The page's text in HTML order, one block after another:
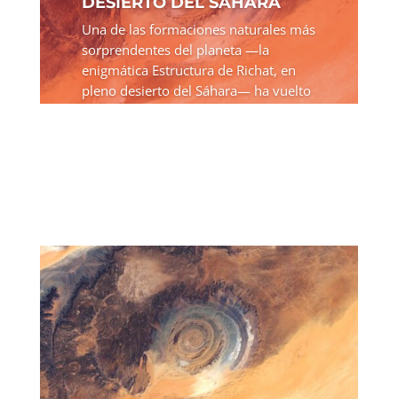
Una de las formaciones naturales más
sorprendentes del planeta —la
enigmática Estructura de Richat, en
pleno desierto del Sáhara— ha vuelto